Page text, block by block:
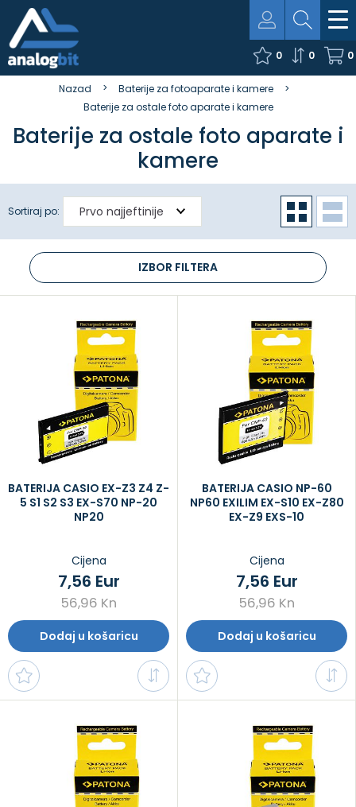
0
0
0
Nazad
Baterije za fotoaparate i kamere
Baterije za ostale foto aparate i kamere
Baterije za ostale foto aparate i
kamere
Sortiraj po:
IZBOR FILTERA
BATERIJA CASIO EX-Z3 Z4 Z-
5 S1 S2 S3 EX-S70 NP-20
NP20
Cijena
56,96 Kn
7,56 Eur
Dodaj u košaricu
BATERIJA CASIO NP-60
NP60 EXILIM EX-S10 EX-Z80
EX-Z9 EXS-10
Cijena
56,96 Kn
7,56 Eur
Dodaj u košaricu